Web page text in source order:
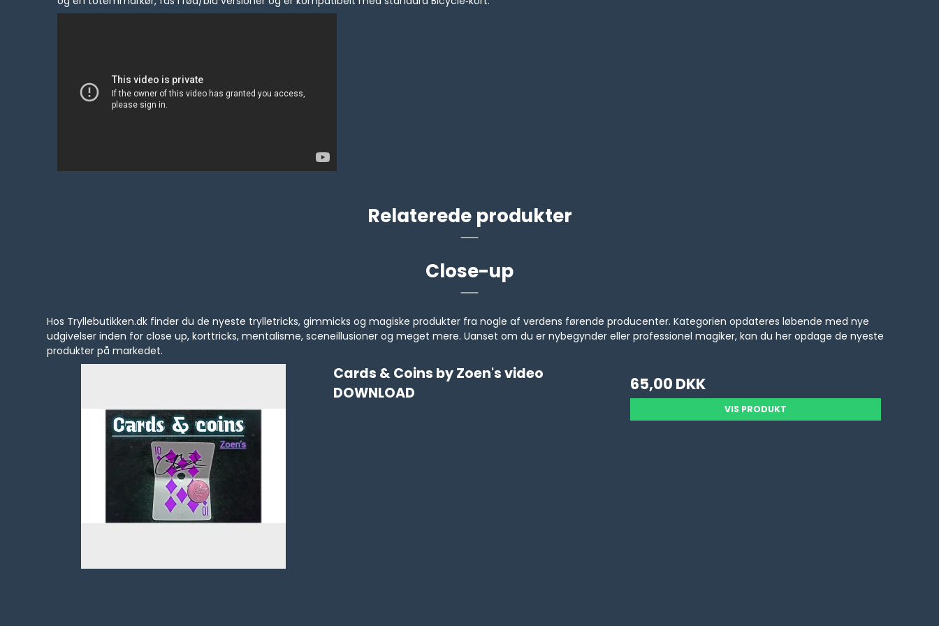
Relaterede produkter
Close-up
Hos Tryllebutikken.dk finder du de nyeste trylletricks, gimmicks og magiske produkter fra nogle af verdens førende producenter. Kategorien opdateres løbende med nye
udgivelser inden for close up, korttricks, mentalisme, sceneillusioner og meget mere. Uanset om du er nybegynder eller professionel magiker, kan du her opdage de nyeste
produkter på markedet.
Cards & Coins by Zoen's video
DOWNLOAD
65,00 DKK
VIS PRODUKT